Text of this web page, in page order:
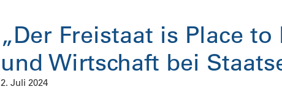
„Der Freistaat is Place
und Wirtschaft bei
2. Juli 2024